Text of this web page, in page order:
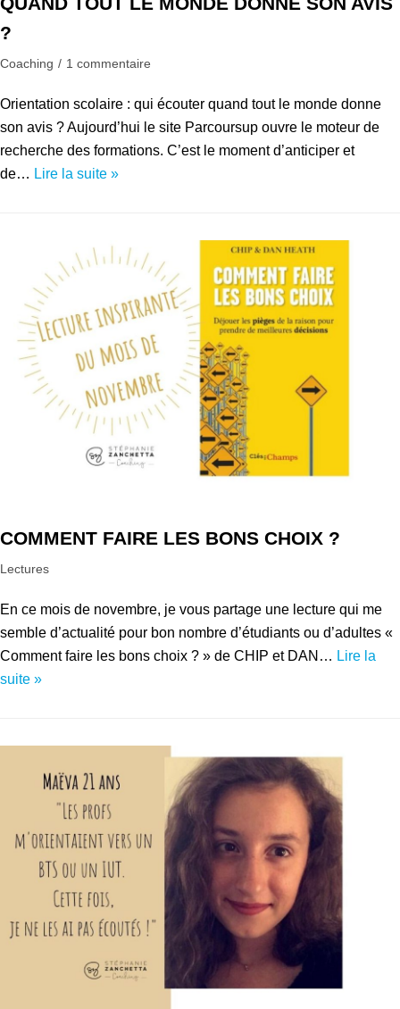
?
Coaching 1 commentaire
Orientation scolaire : qui écouter quand tout le monde donne
son avis ? Aujourd’hui le site Parcoursup ouvre le moteur de
recherche des formations. C’est le moment d’anticiper et
de… Lire la suite »
COMMENT FAIRE LES BONS CHOIX ?
Lectures
En ce mois de novembre, je vous partage une lecture qui me
semble d’actualité pour bon nombre d’étudiants ou d’adultes «
Comment faire les bons choix ? » de CHIP et DAN… Lire la
suite »